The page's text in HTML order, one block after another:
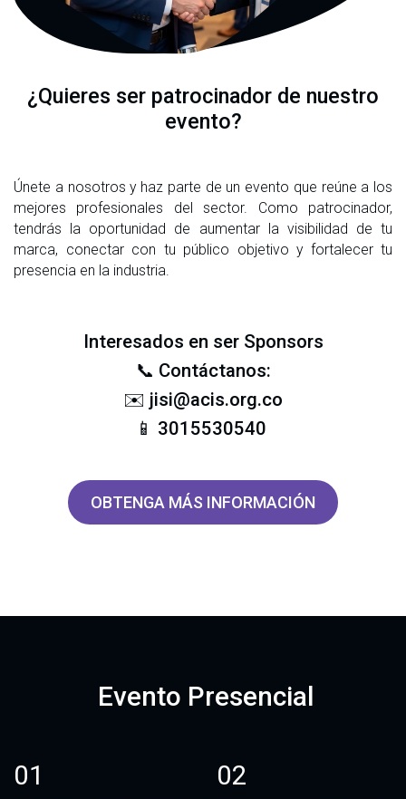
¿Quieres ser patrocinador de nuestro
evento?
Únete a nosotros y haz parte de un evento que reúne a los
mejores profesionales del sector. Como patrocinador,
tendrás la oportunidad de aumentar la visibilidad de tu
marca, conectar con tu público objetivo y fortalecer tu
presencia en la industria.
Interesados en ser Sponsors
📞 Contáctanos:
✉️ jisi@acis.org.co
📱 3015530540
OBTENGA MÁS INFORMACIÓN
Evento Presencial
01 02